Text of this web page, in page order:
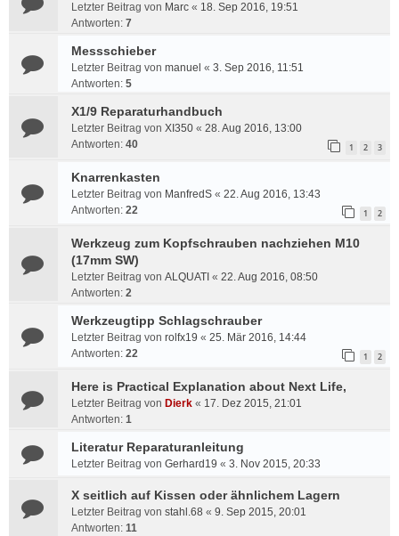
Letzter Beitrag von Marc « 18. Sep 2016, 19:51
Antworten: 7
Messschieber
Letzter Beitrag von manuel « 3. Sep 2016, 11:51
Antworten: 5
X1/9 Reparaturhandbuch
Letzter Beitrag von XI350 « 28. Aug 2016, 13:00
Antworten: 40 1 2 3
Knarrenkasten
Letzter Beitrag von ManfredS « 22. Aug 2016, 13:43
Antworten: 22 1 2
Werkzeug zum Kopfschrauben nachziehen M10
(17mm SW)
Letzter Beitrag von ALQUATI « 22. Aug 2016, 08:50
Antworten: 2
Werkzeugtipp Schlagschrauber
Letzter Beitrag von rolfx19 « 25. Mär 2016, 14:44
Antworten: 22 1 2
Here is Practical Explanation about Next Life,
Letzter Beitrag von Dierk « 17. Dez 2015, 21:01
Antworten: 1
Literatur Reparaturanleitung
Letzter Beitrag von Gerhard19 « 3. Nov 2015, 20:33
X seitlich auf Kissen oder ähnlichem Lagern
Letzter Beitrag von stahl.68 « 9. Sep 2015, 20:01
Antworten: 11